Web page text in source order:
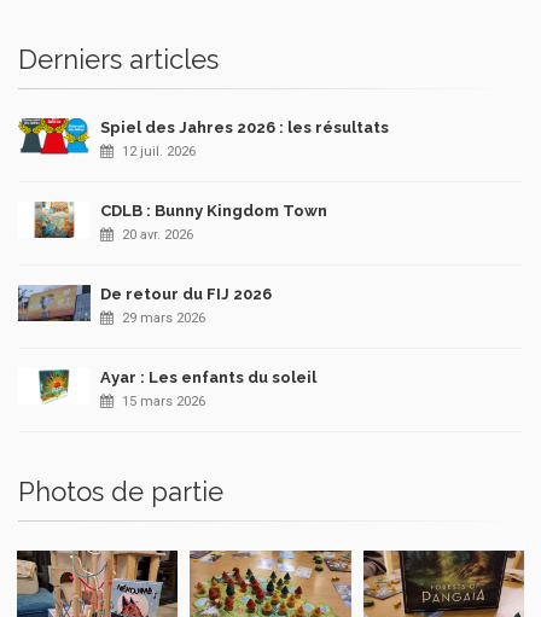
Derniers articles
Spiel des Jahres 2026 : les résultats
12 juil. 2026
CDLB : Bunny Kingdom Town
20 avr. 2026
De retour du FIJ 2026
29 mars 2026
Ayar : Les enfants du soleil
15 mars 2026
Photos de partie